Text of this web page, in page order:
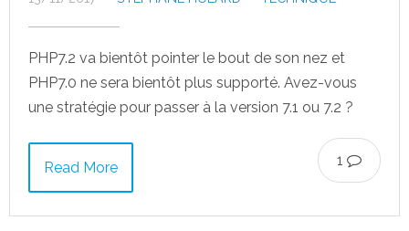
PHP7.2 va bientôt pointer le bout de son nez et
PHP7.0 ne sera bientôt plus supporté. Avez-vous
une stratégie pour passer à la version 7.1 ou 7.2 ?
1
Read More